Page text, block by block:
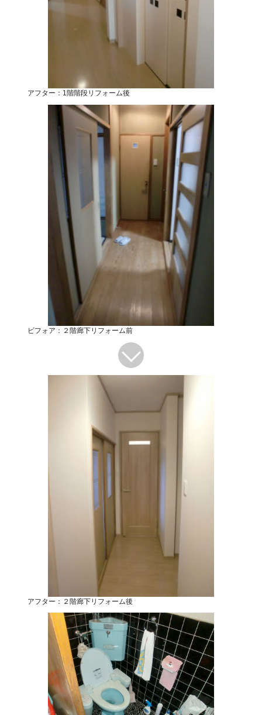
アフター：1階階段リフォーム後
ビフォア：２階廊下リフォーム前
アフター：２階廊下リフォーム後